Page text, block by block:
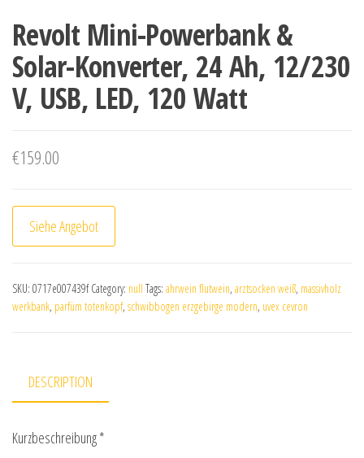
Revolt Mini-Powerbank &
Solar-Konverter, 24 Ah, 12/230
V, USB, LED, 120 Watt
€159.00
Siehe Angebot
SKU: 0717e007439f Category: null Tags: ahrwein flutwein, arztsocken weiß, massivholz
werkbank, parfüm totenkopf, schwibbogen erzgebirge modern, uvex cevron
DESCRIPTION
Kurzbeschreibung *